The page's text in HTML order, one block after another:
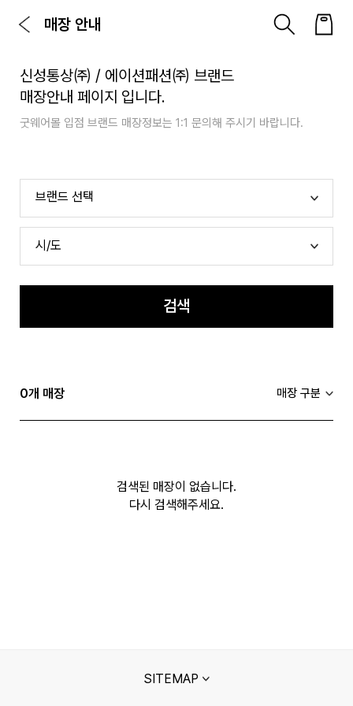
매장 안내
신성통상㈜ / 에이션패션㈜ 브랜드
매장안내 페이지 입니다.
굿웨어몰 입점 브랜드 매장정보는 1:1 문의해 주시기 바랍니다.
검색
0개 매장
검색된 매장이 없습니다.
다시 검색해주세요.
SITEMAP